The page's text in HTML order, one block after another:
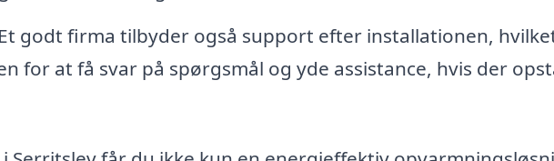
Et godt firma tilbyder også support efter installationen,
for at få svar på spørgsmål og yde assistance, hvis der